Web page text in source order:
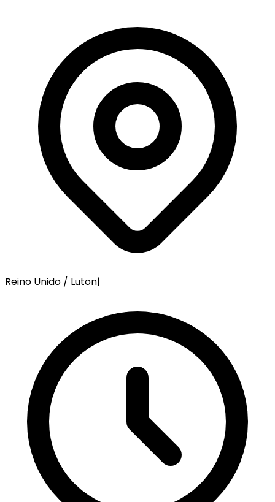
Reino Unido / Luton|